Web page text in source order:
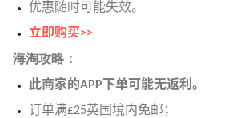
优惠随时可能失效。
立即购买>>
海淘攻略：
此商家的APP下单可能无返利。
订单满£25英国境内免邮；